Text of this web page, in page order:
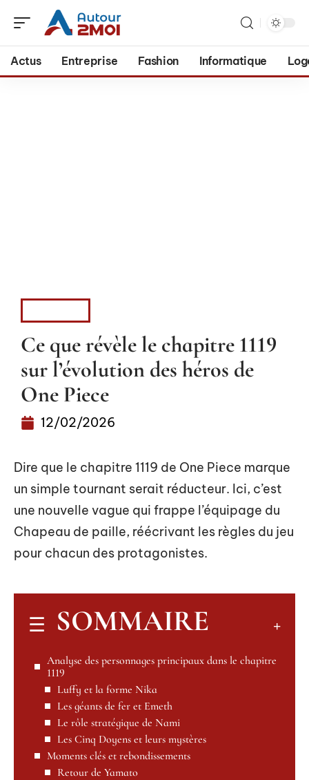
Actus Entreprise Fashion Informatique
Ce que révèle le chapitre 1119
sur l’évolution des héros de
One Piece
12/02/2026
Dire que le chapitre 1119 de One Piece marque
un simple tournant serait réducteur. Ici, c’est
une nouvelle vague qui frappe l’équipage du
Chapeau de paille, réécrivant les règles du jeu
pour chacun des protagonistes.
SOMMAIRE
Analyse des personnages principaux dans le chapitre
1119
Luffy et la forme Nika
Les géants de fer et Emeth
Le rôle stratégique de Nami
Les Cinq Doyens et leurs mystères
Moments clés et rebondissements
Retour de Yamato